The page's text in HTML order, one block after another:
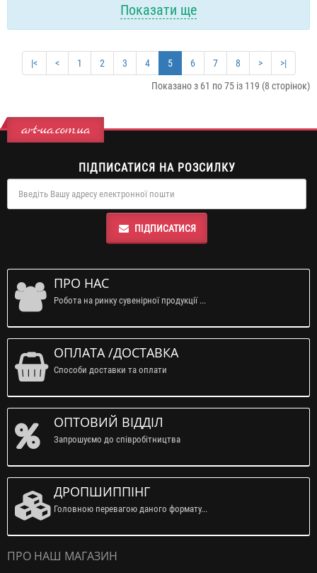
Показати ще
|< < 1 2 3 4 5 6 7 8 >
>|
Показано з 61 по 75 із 119 (8 сторінок)
art-ua.com.ua
ПІДПИСАТИСЯ НА РОЗСИЛКУ
ПІДПИСАТИСЯ
ПРО НАС
Робота на ринку сувенірної продукції ...
ОПЛАТА /ДОСТАВКА
Способи доставки та оплати
ОПТОВИЙ ВІДДІЛ
Запрошуємо до співробітництва
ДРОПШИППІНГ
Головною перевагою даного формату...
ПРО НАШ МАГАЗИН